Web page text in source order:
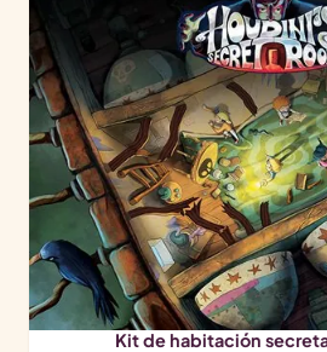
Kit de habitación